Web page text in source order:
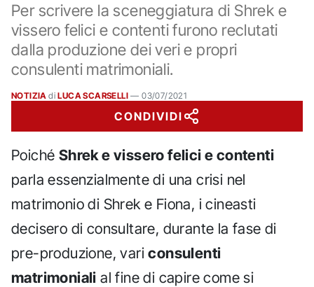
Per scrivere la sceneggiatura di Shrek e
vissero felici e contenti furono reclutati
dalla produzione dei veri e propri
consulenti matrimoniali.
NOTIZIA di LUCA SCARSELLI —03/07/2021
CONDIVIDI
Poiché Shrek e vissero felici e contenti
parla essenzialmente di una crisi nel
matrimonio di Shrek e Fiona, i cineasti
decisero di consultare, durante la fase di
pre-produzione, variconsulenti
matrimoniali al fine di capire come si